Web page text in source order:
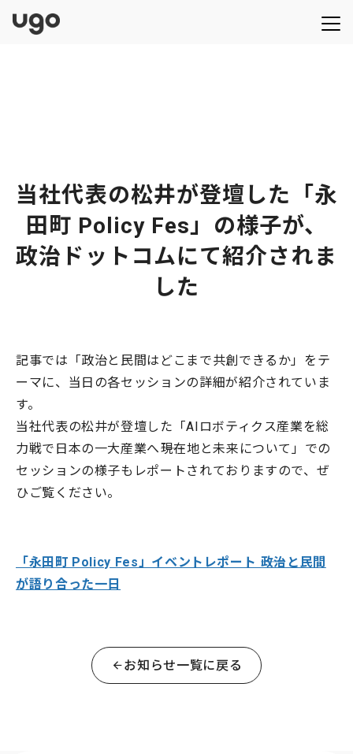
当社代表の松井が登壇した「永
田町 Policy Fes」の様子が、
政治ドットコムにて紹介されま
した
記事では「政治と民間はどこまで共創できるか」をテ
ーマに、当日の各セッションの詳細が紹介されていま
す。
当社代表の松井が登壇した「AIロボティクス産業を総
力戦で日本の一大産業へ――現在地と未来について」での
セッションの様子もレポートされておりますので、ぜ
ひご覧ください。
「永田町 Policy Fes」イベントレポート ――政治と民間
が語り合った一日
お知らせ一覧に戻る